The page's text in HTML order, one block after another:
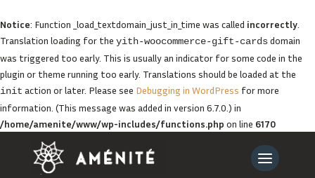
Notice: Function _load_textdomain_just_in_time was called incorrectly
Translation loading for the yith-woocommerce-gift-cardsdomain
was triggered too early. This is usually an indicator for some code in the
plugin or theme running too early. Translations should be loaded at the
init action or later. Please see Debugging in WordPress for more
information. (This message was added in version 6.7.0.) in
/home/amenite/www/wp-includes/functions.php on line 6170